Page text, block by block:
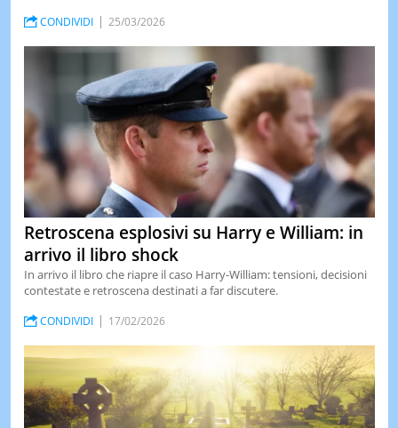
CONDIVIDI 25/03/2026
Retroscena esplosivi su Harry e William: in
arrivo il libro shock
In arrivo il libro che riapre il caso Harry-William: tensioni, decisioni
contestate e retroscena destinati a far discutere.
CONDIVIDI 17/02/2026